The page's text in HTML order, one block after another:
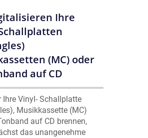
Ihre
(MC) oder
auf CD
Ihre Vinyl- Schallplatte
Musikkassette (MC)
auf CD brennen,
das unangenehme